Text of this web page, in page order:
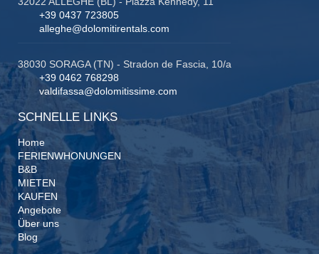
+39 0437 723805
alleghe@dolomitirentals.com
38030 SORAGA (TN) - Stradon de Fascia, 10/a
+39 0462 768298
valdifassa@dolomitissime.com
SCHNELLE LINKS
Home
FERIENWHONUNGEN
B&B
MIETEN
KAUFEN
Angebote
Über uns
Blog